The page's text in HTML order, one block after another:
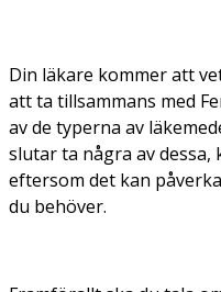
Din läkare kommer att
att ta tillsammans med
av de typerna av
slutar ta några av dessa,
eftersom det kan
du behöver.